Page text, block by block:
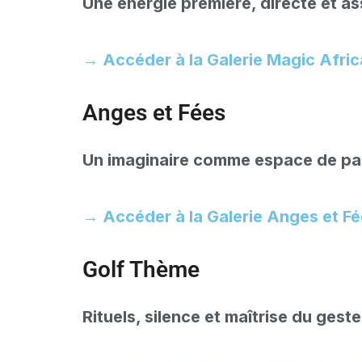
→ Accéder à la Galerie Magic
Anges et Fées
Un imaginaire comme espace de
→ Accéder à la Galerie Anges et
Golf Thème
Rituels, silence et maîtrise du